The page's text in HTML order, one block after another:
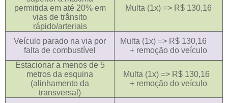
permitida em até 20% em
vias de trânsito
rápido/arteriais
Multa (1x) => R$ 130,16
Veículo parado na via por
falta de combustível
Multa (1x) => R$ 130,16
+ remoção do veículo
Estacionar a menos de 5
metros da esquina
(alinhamento da
transversal)
Multa (1x) => R$ 130,16
+ remoção do veículo